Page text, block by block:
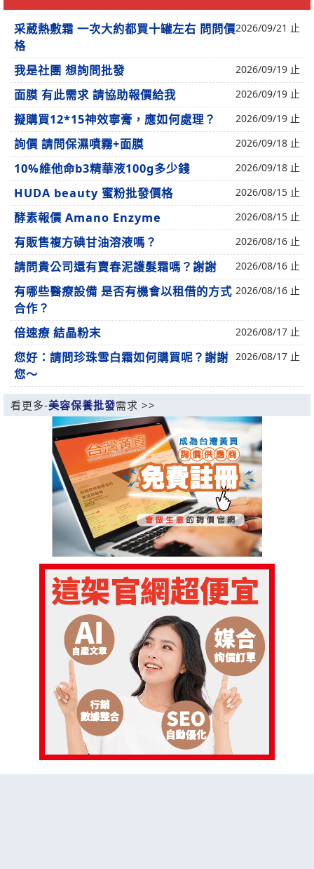
采葳熱敷霜 一次大約都買十罐左右 問問價
格
2026/09/21 止
我是社團 想詢問批發 2026/09/19 止
面膜 有此需求 請協助報價給我 2026/09/19 止
擬購買12*15神效寧膏，應如何處理？ 2026/09/19 止
詢價 請問保濕噴霧+面膜 2026/09/18 止
10%維他命b3精華液100g多少錢 2026/09/18 止
HUDA beauty 蜜粉批發價格 2026/08/15 止
酵素報價 Amano Enzyme 2026/08/15 止
有販售複方碘甘油溶液嗎？ 2026/08/16 止
請問貴公司還有賣春泥護髮霜嗎？謝謝 2026/08/16 止
有哪些醫療設備 是否有機會以租借的方式
合作？
2026/08/16 止
倍速療 結晶粉末 2026/08/17 止
您好：請問珍珠雪白霜如何購買呢？謝謝
您～
2026/08/17 止
看更多-美容保養批發需求 >>